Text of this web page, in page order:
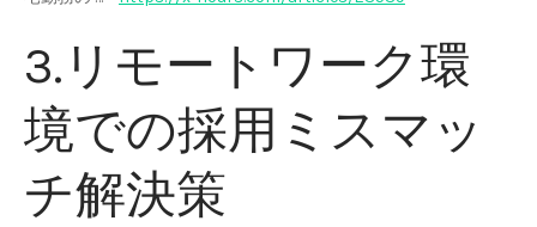
3.リモートワーク環
境での採用ミスマッ
チ解決策